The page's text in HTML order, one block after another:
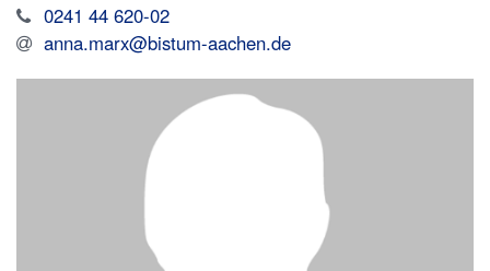
0241 44 620-02
anna.marx@bistum-aachen.de